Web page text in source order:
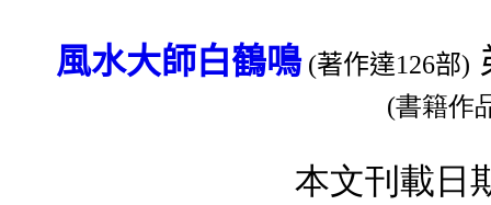
風水大師白鶴鳴 (著作達126部)
(書籍作
本文刊載日